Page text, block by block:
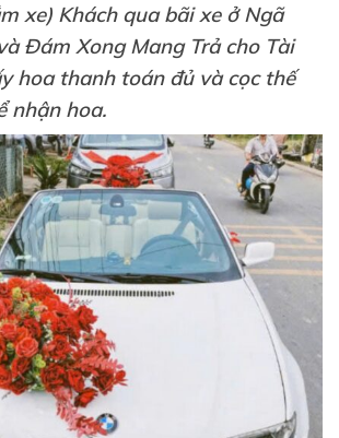
xe) Khách qua bãi xe ở Ngã
Đám Xong Mang Trả cho Tài
hoa thanh toán đủ và cọc thế
nhận hoa.